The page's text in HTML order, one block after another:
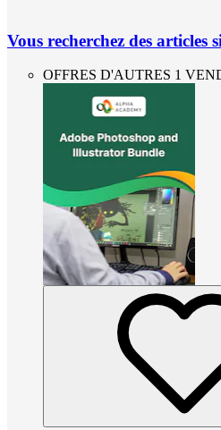
Vous recherchez des articles
OFFRES D'AUTRES 1